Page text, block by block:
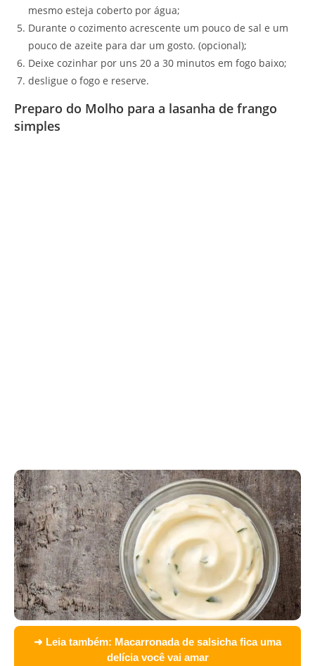
mesmo esteja coberto por água;
Durante o cozimento acrescente um pouco de sal e um
pouco de azeite para dar um gosto. (opcional);
Deixe cozinhar por uns 20 a 30 minutos em fogo baixo;
desligue o fogo e reserve.
Preparo do Molho para a lasanha de frango
simples
➜ Leia também: Macarronada de salsicha fica uma
delícia você vai amar